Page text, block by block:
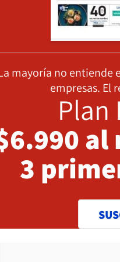
mayoría no entiende
empresas. El
Plan
al
3